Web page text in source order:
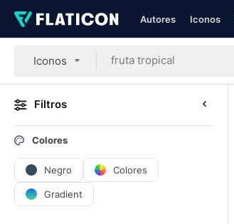
Autores Iconos
Iconos
Filtros
Colores
Negro Colores
Gradient